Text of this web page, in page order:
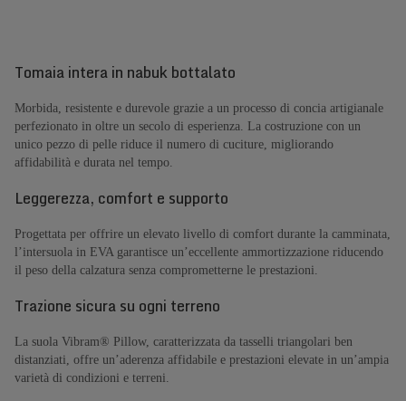
Tomaia intera in nabuk bottalato
Morbida, resistente e durevole grazie a un processo di concia artigianale
perfezionato in oltre un secolo di esperienza. La costruzione con un
unico pezzo di pelle riduce il numero di cuciture, migliorando
affidabilità e durata nel tempo.
Leggerezza, comfort e supporto
Progettata per offrire un elevato livello di comfort durante la camminata,
l’intersuola in EVA garantisce un’eccellente ammortizzazione riducendo
il peso della calzatura senza comprometterne le prestazioni.
Trazione sicura su ogni terreno
La suola Vibram® Pillow, caratterizzata da tasselli triangolari ben
distanziati, offre un’aderenza affidabile e prestazioni elevate in un’ampia
varietà di condizioni e terreni.